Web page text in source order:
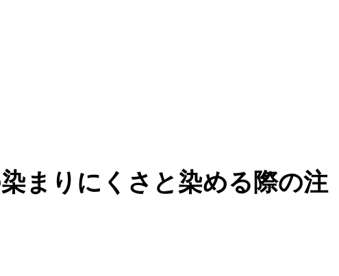
まりにくさと染める際の注